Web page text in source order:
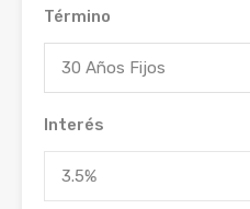
Término
30 Años Fijos
Interés